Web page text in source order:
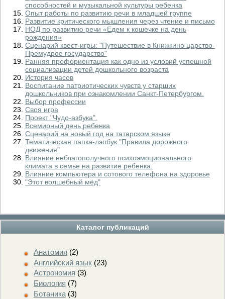
Каталог публикаций
Анатомия (2)
Английский язык(23)
Астрономия (3)
Биология (7)
Ботаника(3)
способностей и музыкальной культуры ребенка
Опыт работы по развитию речи в младшей группе
Развитие критического мышления через чтение и письмо
НОД по развитию речи «Едем к кошечке на день
рождения»
Сценарий квест-игры: "Путешествие в Книжкино царство-
Премудрое государство"
Ранняя профориентация как одно из условий успешной
социализации детей дошкольного возраста
История часов
Воспитание патриотических чувств у старших
дошкольников при ознакомлении Санкт-Петербургом.
Выбор профессии
Своя игра
Проект "Чудо-азбука".
Всемирный день ребенка
Сценарий на новый год на татарском языке
Тематическая папка-лэпбук "Правила дорожного
движения"
Влияние неблагополучного психоэмоционального
климата в семье на развитие ребенка.
Влияние компьютера и сотового телефона на здоровье
"Этот волшебный мёд"